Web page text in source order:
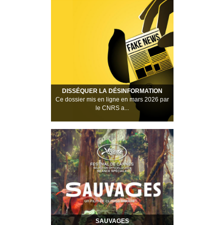
DISSÉQUER LA DÉSINFORMATION
Ce dossier mis en ligne en mars 2026 par
le CNRS a...
SAUVAGES